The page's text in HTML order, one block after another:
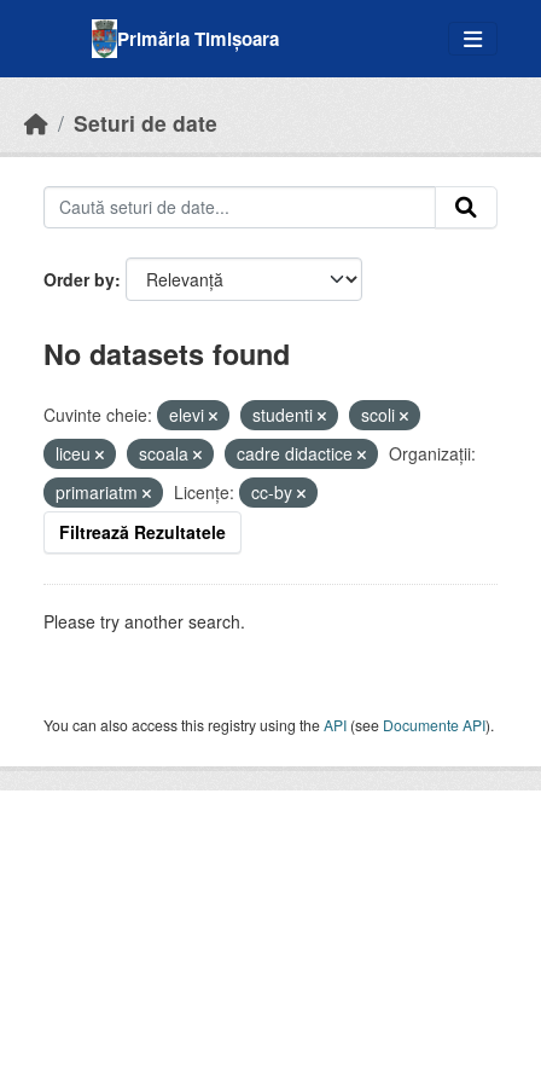
Primăria Timișoara
Seturi de date
Order by
No datasets found
Cuvinte cheie: elevi studenti
scoli
liceu
scoala cadre didactice
Organizații:
primariatm
Licenţe:
cc-by
Filtrează Rezultatele
Please try another search.
You can also access this registry using theAPI (see Documente API).